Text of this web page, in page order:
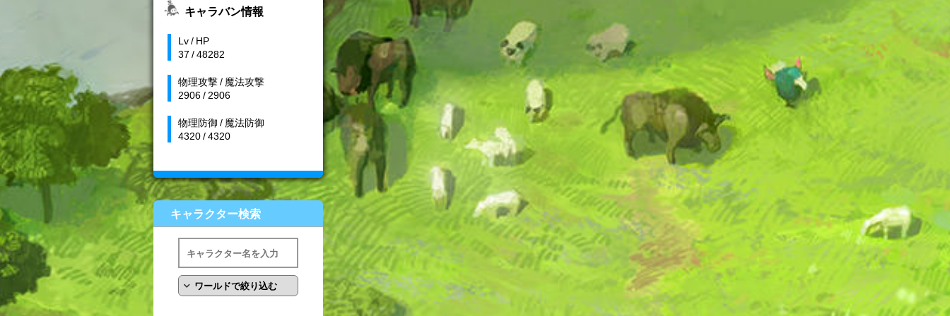
キャラバン情報
Lv / HP
37 / 48282
物理攻撃 / 魔法攻撃
2906 / 2906
物理防御 / 魔法防御
4320 / 4320
キャラクター検索